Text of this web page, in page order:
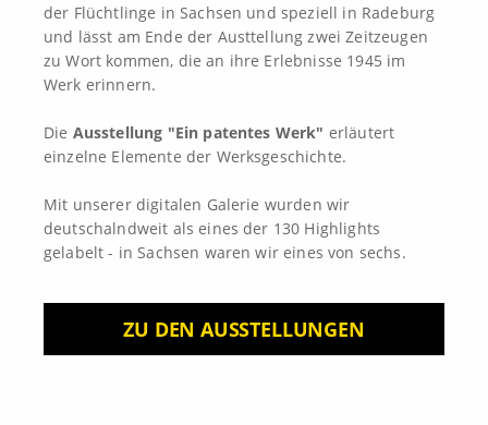
der Flüchtlinge in Sachsen und speziell in Radeburg
und lässt am Ende der Austtellung zwei Zeitzeugen
zu Wort kommen, die an ihre Erlebnisse 1945 im
Werk erinnern.
Die Ausstellung "Ein patentes Werk" erläutert
einzelne Elemente der Werksgeschichte.
Mit unserer digitalen Galerie wurden wir
deutschalndweit als eines der 130 Highlights
gelabelt - in Sachsen waren wir eines von sechs.
ZU DEN AUSSTELLUNGEN